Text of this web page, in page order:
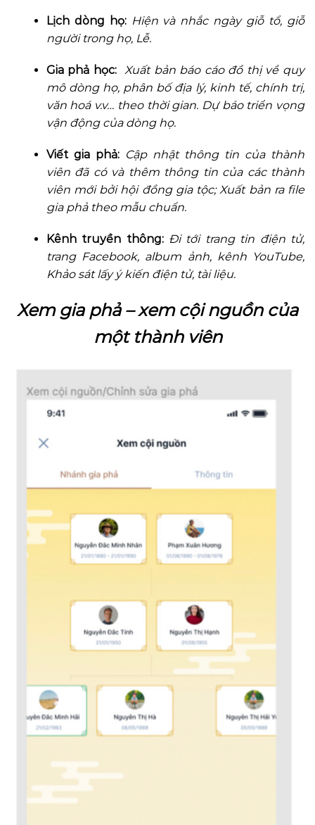
Lịch dòng họ: Hiện và nhắc ngày giỗ tổ, giỗ
người trong họ, Lễ.
Gia phả học:Xuất bản báo cáo đồ thị về quy
mô dòng họ, phân bố địa lý, kinh tế, chính trị,
văn hoá v.v… theo thời gian. Dự báo triển vọng
vận động của dòng họ.
Viết gia phả: Cập nhật thông tin của thành
viên đã có và thêm thông tin của các thành
viên mới bởi hội đồng gia tộc; Xuất bản ra file
gia phả theo mẫu chuẩn.
Kênh truyền thông: Đi tới trang tin điện tử,
trang Facebook, album ảnh, kênh YouTube,
Khảo sát lấy ý kiến điện tử, tài liệu.
Xem gia phả – xem cội nguồn của
một thành viên